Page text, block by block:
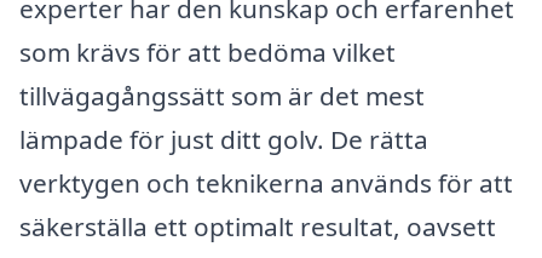
experter har den kunskap och erfarenhet
som krävs för att bedöma vilket
tillvägagångssätt som är det mest
lämpade för just ditt golv. De rätta
verktygen och teknikerna används för att
säkerställa ett optimalt resultat, oavsett